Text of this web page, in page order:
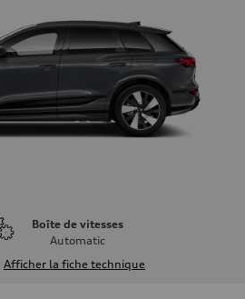
Boîte de vitesses
Automatic
Afficher la fiche technique